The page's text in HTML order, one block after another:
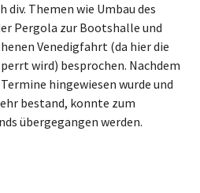
div. Themen wie Umbau des
Pergola zur Bootshalle und
Venedigfahrt (da hier die
wird) besprochen. Nachdem
hingewiesen wurde und
bestand, konnte zum
übergegangen werden.